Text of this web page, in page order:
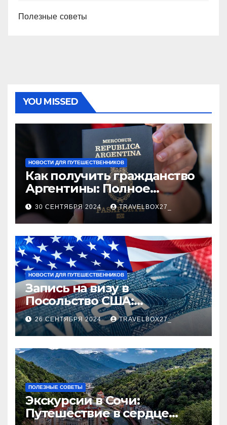
Полезные советы
YOU MISSED
НОВОСТИ ДЛЯ ПУТЕШЕСТВЕННИКОВ
Как получить гражданство
Аргентины: Полное
руководство
30 СЕНТЯБРЯ 2024 TRAVELBOX27_
НОВОСТИ ДЛЯ ПУТЕШЕСТВЕННИКОВ
Запись на визу в
Посольство США:
Пошаговое руководство
26 СЕНТЯБРЯ 2024 TRAVELBOX27_
ПОЛЕЗНЫЕ СОВЕТЫ
Экскурсии в Сочи:
Путешествие в сердце